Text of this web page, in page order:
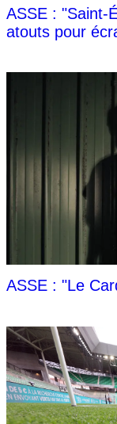
ASSE : "Saint-
atouts pour
ASSE : "Le